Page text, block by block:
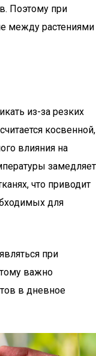
Поэтому при
между растениями
из-за резких
косвенной,
влияния на
замедляет
что приводит
для
при
важно
в дневное